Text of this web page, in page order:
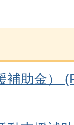
補助金）